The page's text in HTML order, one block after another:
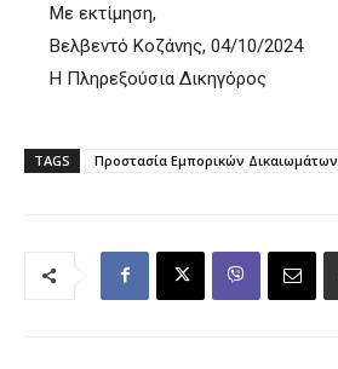
Με εκτίμηση,
Βελβεντό Κοζάνης, 04/10/2024
Η Πληρεξούσια Δικηγόρος
TAGS Προστασία Εμπορικών Δικαιωμάτων